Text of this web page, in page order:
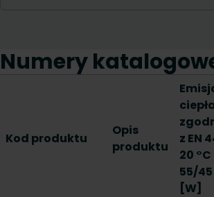
Numery
Kod produktu
Opis
produktu
z EN
20
55/45
[W]